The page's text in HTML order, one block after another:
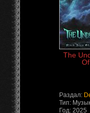
The
Раздал:
Тип:
Год: 2025